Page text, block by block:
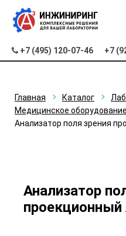
+7 (495) 120-07-46 +7
Главная Каталог
Медицинское оборудование
Анализатор поля зрения
Анализатор